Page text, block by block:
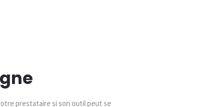
prestataire si son outil peut se